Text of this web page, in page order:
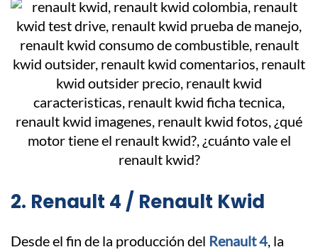
2. Renault 4 / Renault Kwid
Desde el fin de la producción del Renault 4, la